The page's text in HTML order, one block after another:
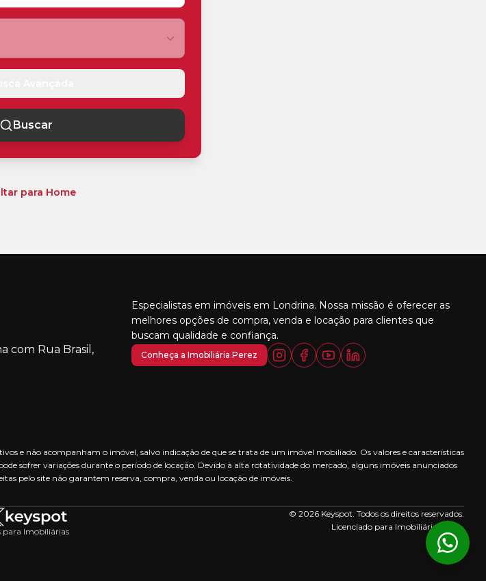
Buscar
para Home
com Rua Brasil,
Especialistas em imóveis em Londrina. Nossa missão é oferecer as
melhores opções de compra, venda e locação para clientes que
buscam qualidade e confiança.
Conheça a Imobiliária Perez
e não acompanham o imóvel, salvo indicação de que se trata de um imóvel mobiliado. Os valores e características
sofrer variações durante o período de locação. Devido à alta rotatividade do mercado, alguns imóveis anunciados
pelo site não garantem reserva, compra, venda ou locação de imóveis.
para Imobiliárias
© 2026 Keyspot. Todos os direitos reservados.
Licenciado para Imobiliária Perez.